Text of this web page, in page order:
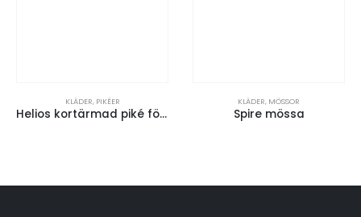
KLÄDER, PIKÉER
Helios kortärmad piké för män
KLÄDER, MÖSSOR
Spire mössa